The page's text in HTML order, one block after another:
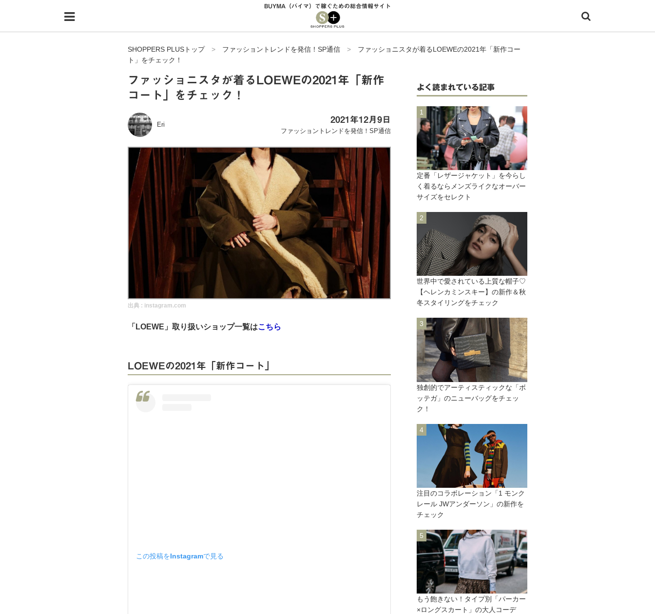
HOME
無在庫で自由気ままに稼ぐ！バイマ実践記
バイマの疑問に現役パーソナルショッパーが答えてみた
バイマ活動の疑問に売れっ子現役バイヤーが答えてみた
BUYMA（バイマ）で稼ぐための総合情報サイト
SHOPPERS PLUSトップ> ファッショントレンドを発信！SP通信 > ファッショニスタが着るLOEWEの2021年「新作コー
ト」をチェック！
ファッショニスタが着るLOEWEの2021年「新作
コート」をチェック！
Eri
2021年12月9日
ファッショントレンドを発信！SP通信
出典 : instagram.com
「LOEWE」取り扱いショップ一覧はこちら
LOEWEの2021年「新作コート」
この投稿をInstagramで見る
よく読まれている記事
定番「レザージャケット」を今らし
く着るならメンズライクなオーバー
サイズをセレクト
世界中で愛されている上質な帽子♡
【ヘレンカミンスキー】の新作＆秋
冬スタイリングをチェック
独創的でアーティスティックな「ボ
ッテガ」のニューバッグをチェッ
ク！
注目のコラボレーション「1 モンク
レール JWアンダーソン」の新作を
チェック
もう飽きない！タイプ別「パーカー
×ロングスカート」の大人コーデ